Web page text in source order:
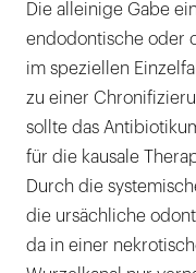
Die alleinige Gabe
endodontische oder
im speziellen
zu einer
sollte das
für die kausale
Durch die
die ursächliche
da in einer